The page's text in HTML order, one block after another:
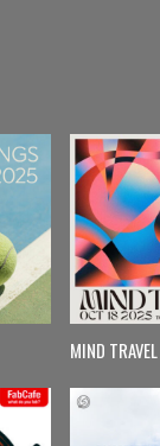
MIND TRAVEL